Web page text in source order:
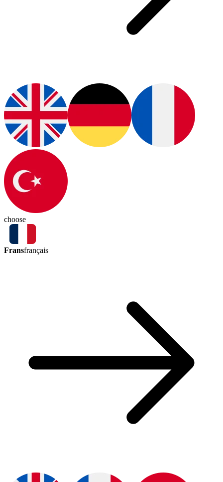
choose
Fransfrançais